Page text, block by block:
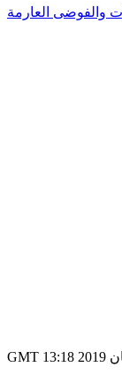
والفوضى العارمة